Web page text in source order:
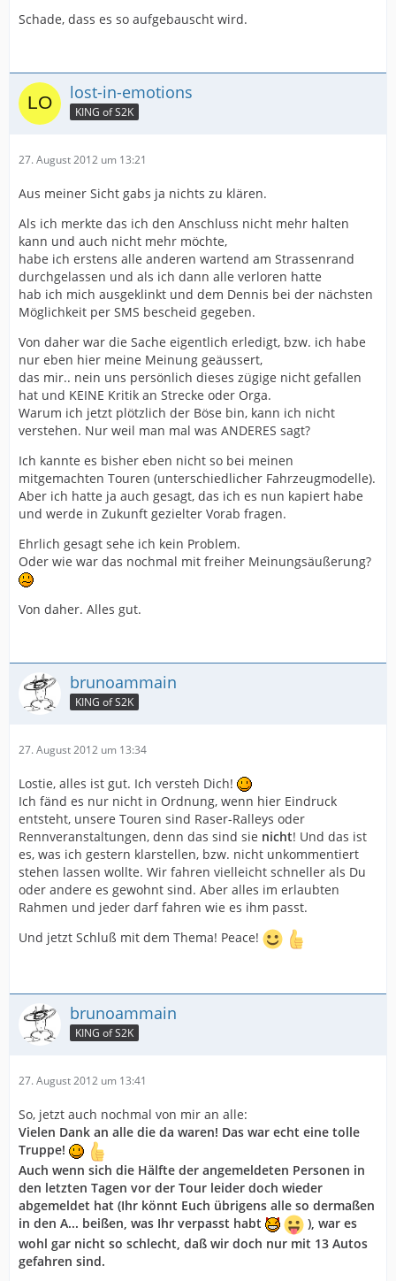
Schade, dass es so aufgebauscht wird.
lost-in-emotions
KING of S2K
27. August 2012 um 13:21
Aus meiner Sicht gabs ja nichts zu klären.
Als ich merkte das ich den Anschluss nicht mehr halten
kann und auch nicht mehr möchte,
habe ich erstens alle anderen wartend am Strassenrand
durchgelassen und als ich dann alle verloren hatte
hab ich mich ausgeklinkt und dem Dennis bei der nächsten
Möglichkeit per SMS bescheid gegeben.
Von daher war die Sache eigentlich erledigt, bzw. ich habe
nur eben hier meine Meinung geäussert,
das mir.. nein uns persönlich dieses zügige nicht gefallen
hat und KEINE Kritik an Strecke oder Orga.
Warum ich jetzt plötzlich der Böse bin, kann ich nicht
verstehen. Nur weil man mal was ANDERES sagt?
Ich kannte es bisher eben nicht so bei meinen
mitgemachten Touren (unterschiedlicher Fahrzeugmodelle).
Aber ich hatte ja auch gesagt, das ich es nun kapiert habe
und werde in Zukunft gezielter Vorab fragen.
Ehrlich gesagt sehe ich kein Problem.
Oder wie war das nochmal mit freiher Meinungsäußerung?
Von daher. Alles gut.
brunoammain
KING of S2K
27. August 2012 um 13:34
Lostie, alles ist gut. Ich versteh Dich!
Ich fänd es nur nicht in Ordnung, wenn hier Eindruck
entsteht, unsere Touren sind Raser-Ralleys oder
Rennveranstaltungen, denn das sind sie nicht! Und das ist
es, was ich gestern klarstellen, bzw. nicht unkommentiert
stehen lassen wollte. Wir fahren vielleicht schneller als Du
oder andere es gewohnt sind. Aber alles im erlaubten
Rahmen und jeder darf fahren wie es ihm passt.
Und jetzt Schluß mit dem Thema! Peace!
brunoammain
KING of S2K
27. August 2012 um 13:41
So, jetzt auch nochmal von mir an alle:
Vielen Dank an alle die da waren! Das war echt eine tolle
Truppe!
Auch wenn sich die Hälfte der angemeldeten Personen in
den letzten Tagen vor der Tour leider doch wieder
abgemeldet hat (Ihr könnt Euch übrigens alle so dermaßen
in den A... beißen, was Ihr verpasst habt
), war es
wohl gar nicht so schlecht, daß wir doch nur mit 13 Autos
gefahren sind.